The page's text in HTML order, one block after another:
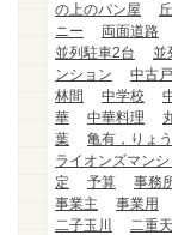
の上のパン屋
ニー
両面道路
並列駐車2台
並
ンション
中古
林間
中学校
華
中華料理
葉
亀有，りょ
ライオンズマン
定
予算 事務
事業主
事業用
二子玉川
二重